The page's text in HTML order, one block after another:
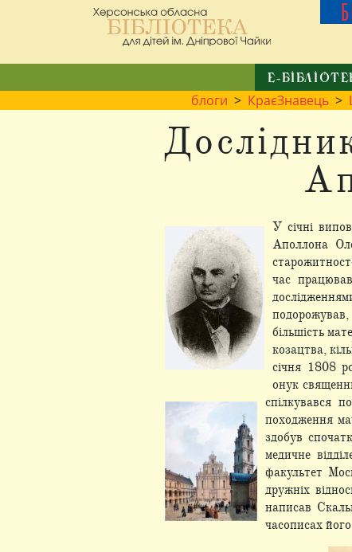
Е-
блоги > КраєЗнавець >
У січні
Аполлона
час
більшість
козацтва,
січня 1808
онук
спілкувався
походження
здобув
медичне
факультет
дружніх
написав
часописах